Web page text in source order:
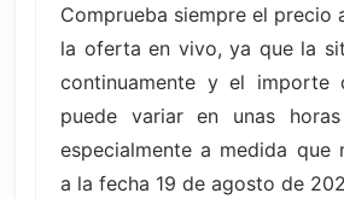
Comprueba siempre el precio
la oferta en vivo, ya que la
continuamente y el importe
puede variar en unas
especialmente a medida que
a la fecha 19 de agosto de